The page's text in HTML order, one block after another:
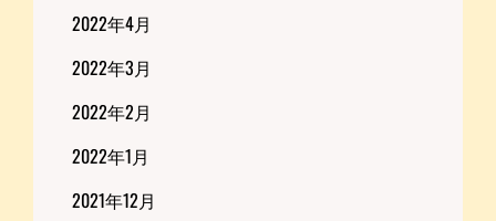
2022年4月
2022年3月
2022年2月
2022年1月
2021年12月